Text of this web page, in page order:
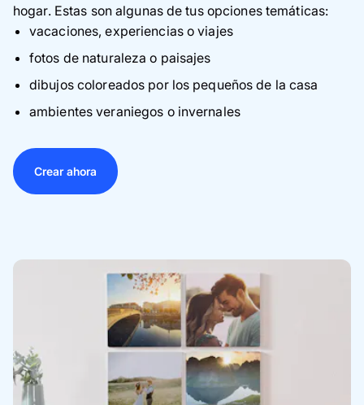
hogar. Estas son algunas de tus opciones temáticas:
vacaciones, experiencias o viajes
fotos de naturaleza o paisajes
dibujos coloreados por los pequeños de la casa
ambientes veraniegos o invernales
Crear ahora